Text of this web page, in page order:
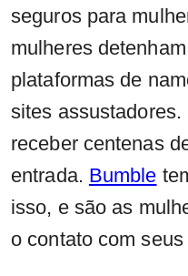
seguros para
mulheres
plataformas de
sites
receber centenas
entrada. Bumble
isso, e são as
o contato com seus